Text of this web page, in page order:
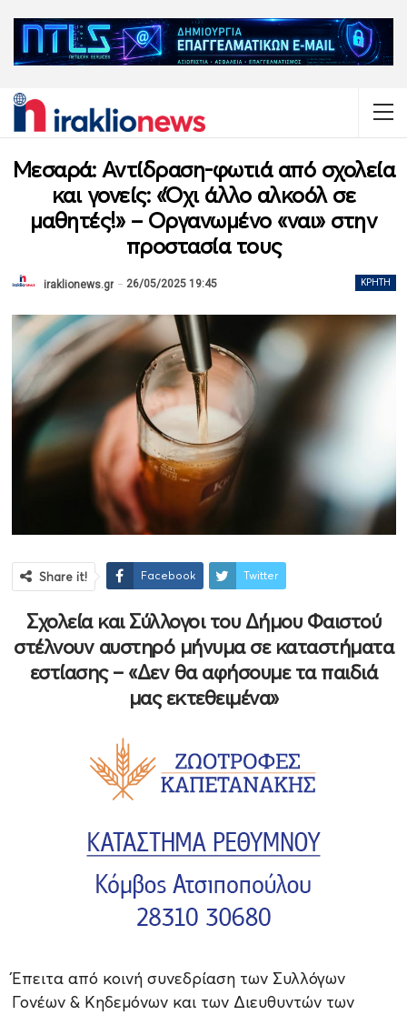
Μεσαρά: Αντίδραση-φωτιά από σχολεία
και γονείς: «Όχι άλλο αλκοόλ σε
μαθητές!» – Οργανωμένο «ναι» στην
προστασία τους
ΚΡΉΤΗ
iraklionews.gr 26/05/2025 19:45
Share it! Facebook Twitter
Σχολεία και Σύλλογοι του Δήμου Φαιστού
στέλνουν αυστηρό μήνυμα σε καταστήματα
εστίασης – «Δεν θα αφήσουμε τα παιδιά
μας εκτεθειμένα»
Έπειτα από κοινή συνεδρίαση των Συλλόγων
Γονέων & Κηδεμόνων και των Διευθυντών των